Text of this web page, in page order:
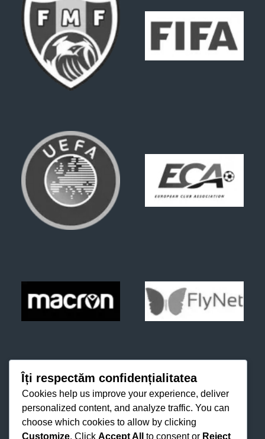
Îți respectăm confidențialitatea
Cookies help us improve your experience, deliver
personalized content, and analyze traffic. You can
choose which cookies to allow by clicking
Customize. Click Accept All to consent or Reject